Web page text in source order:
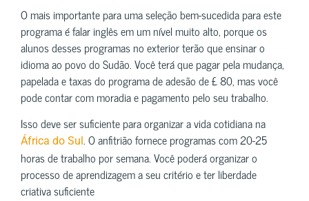
O mais importante para uma seleção bem-sucedida para este
programa é falar inglês em um nível muito alto, porque os
alunos desses programas no exterior terão que ensinar o
idioma ao povo do Sudão. Você terá que pagar pela mudança,
papelada e taxas do programa de adesão de £ 80, mas você
pode contar com moradia e pagamento pelo seu trabalho.
Isso deve ser suficiente para organizar a vida cotidiana na
África do Sul . O anfitrião fornece programas com 20-25
horas de trabalho por semana. Você poderá organizar o
processo de aprendizagem a seu critério e ter liberdade
criativa suficiente